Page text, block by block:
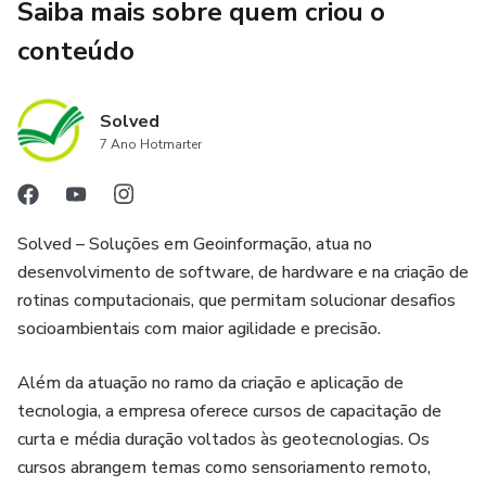
Dictionary
ImageCollection
Geometry
Feature
FeatureCollection
Assets
Paralelização de Funções (o .map)
Saiba mais sobre quem criou o
conteúdo
Solved
7 Ano Hotmarter
Solved – Soluções em Geoinformação, atua no
desenvolvimento de software, de hardware e na criação de
rotinas computacionais, que permitam solucionar desafios
socioambientais com maior agilidade e precisão.
Além da atuação no ramo da criação e aplicação de
tecnologia, a empresa oferece cursos de capacitação de
curta e média duração voltados às geotecnologias. Os
cursos abrangem temas como sensoriamento remoto,